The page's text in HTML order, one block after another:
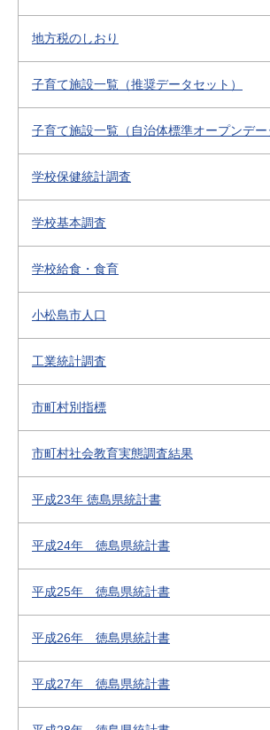
地方税のしおり
子育て施設一覧（推奨データセット）
子育て施設一覧（自治体標準オープンデー
学校保健統計調査
学校基本調査
学校給食・食育
小松島市人口
工業統計調査
市町村別指標
市町村社会教育実態調査結果
平成23年 徳島県統計書
平成24年 徳島県統計書
平成25年 徳島県統計書
平成26年 徳島県統計書
平成27年 徳島県統計書